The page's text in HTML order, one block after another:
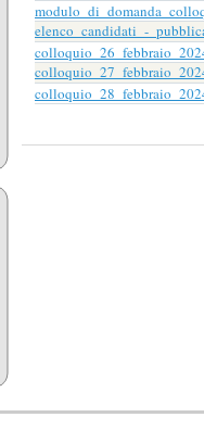
elenco_candidati_-